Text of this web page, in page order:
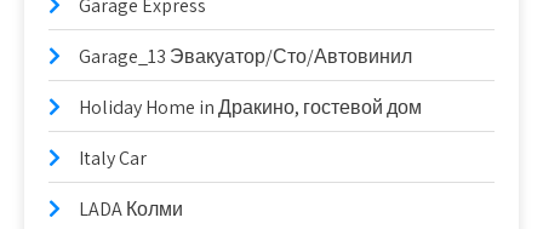
Garage Express
Garage_13 Эвакуатор/Сто/Автовинил
Holiday Home in Дракино, гостевой дом
Italy Car
LADA Колми